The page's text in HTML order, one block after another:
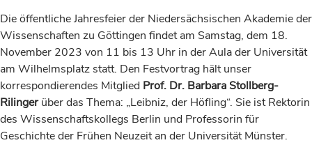
Die öffentliche Jahresfeier der Niedersächsischen Akademie der
Wissenschaften zu Göttingen findet am Samstag, dem 18.
November 2023 von 11 bis 13 Uhr in der Aula der Universität
am Wilhelmsplatz statt. Den Festvortrag hält unser
korrespondierendes Mitglied Prof. Dr. Barbara Stollberg-
Rilingerüber das Thema: „Leibniz, der Höfling“. Sie ist Rektorin
des Wissenschaftskollegs Berlin und Professorin für
Geschichte der Frühen Neuzeit an der Universität Münster.